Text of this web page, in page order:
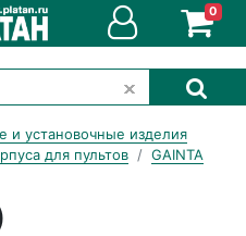
0
и установочные изделия
для пультов GAINTA